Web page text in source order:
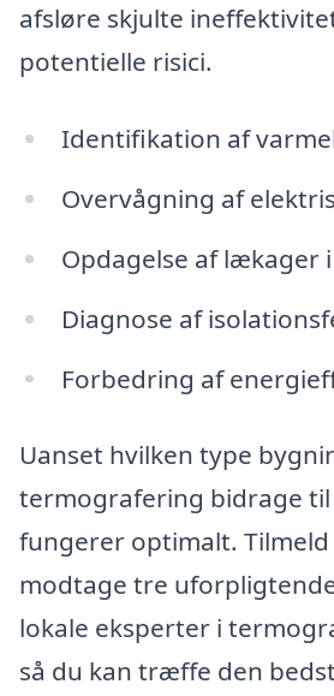
afsløre skjulte
potentielle risici.
Identifikation af
Overvågning af
Opdagelse af lækager
Diagnose af
Forbedring af
Uanset hvilken type
termografering bidrage til
fungerer optimalt.
modtage tre
lokale eksperter i
så du kan træffe den